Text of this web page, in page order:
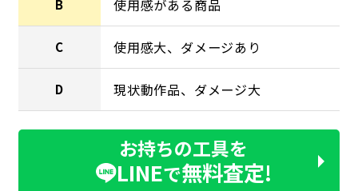
B 使用感がある商品
C 使用感大、ダメージあり
D 現状動作品、ダメージ大
お持ちの工具を
LINEで無料査定!